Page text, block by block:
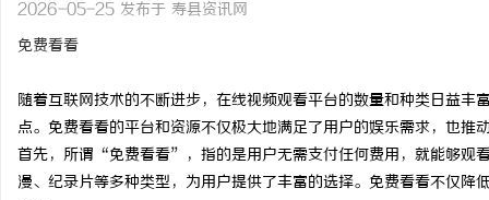
2026-05-25 发布于 寿县资讯网
免费看看
随着互联网技术的不断进步，在线视频观看平台的数量和种类日益
点。免费看看的平台和资源不仅极大地满足了用户的娱乐需求，也推
首先，所谓“免费看看”，指的是用户无需支付任何费用，就能够观
漫、纪录片等多种类型，为用户提供了丰富的选择。免费看看不仅